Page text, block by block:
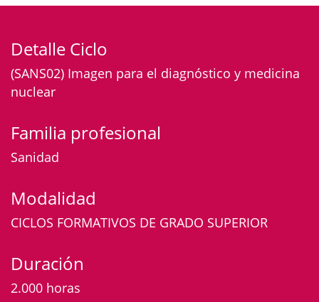
Detalle Ciclo
(SANS02) Imagen para el diagnóstico y medicina
nuclear
Familia profesional
Sanidad
Modalidad
CICLOS FORMATIVOS DE GRADO SUPERIOR
Duración
2.000 horas